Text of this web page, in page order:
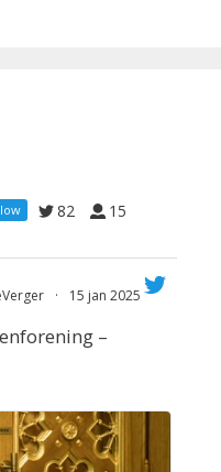
82 15
· 15 jan 2025
–